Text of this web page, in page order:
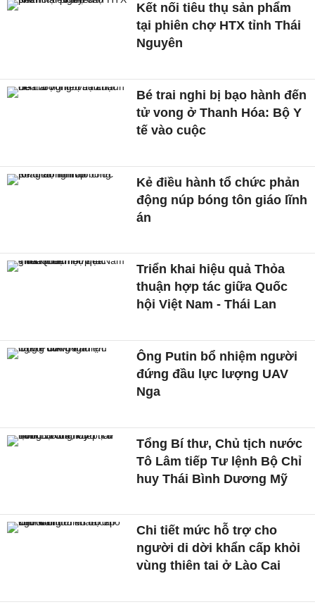
Kết nối tiêu thụ sản phẩm
tại phiên chợ HTX tỉnh Thái
Nguyên
Bé trai nghi bị bạo hành đến
tử vong ở Thanh Hóa: Bộ Y
tế vào cuộc
Kẻ điều hành tổ chức phản
động núp bóng tôn giáo lĩnh
án
Triển khai hiệu quả Thỏa
thuận hợp tác giữa Quốc
hội Việt Nam - Thái Lan
Ông Putin bổ nhiệm người
đứng đầu lực lượng UAV
Nga
Tổng Bí thư, Chủ tịch nước
Tô Lâm tiếp Tư lệnh Bộ Chỉ
huy Thái Bình Dương Mỹ
Chi tiết mức hỗ trợ cho
người di dời khẩn cấp khỏi
vùng thiên tai ở Lào Cai